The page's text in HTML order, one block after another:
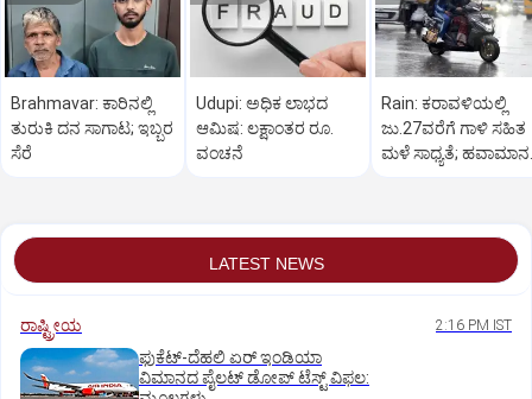
Brahmavar: ಕಾರಿನಲ್ಲಿ
ತುರುಕಿ ದನ ಸಾಗಾಟ; ಇಬ್ಬರ
ಸೆರೆ
Udupi: ಅಧಿಕ ಲಾಭದ
ಆಮಿಷ: ಲಕ್ಷಾಂತರ ರೂ.
ವಂಚನೆ
Rain: ಕರಾವಳಿಯಲ್ಲಿ
ಜು.27ವರೆಗೆ ಗಾಳಿ ಸಹಿತ
ಮಳೆ ಸಾಧ್ಯತೆ; ಹವಾಮಾನ
LATEST NEWS
ರಾಷ್ಟ್ರೀಯ 2:16 PM IST
ಫುಕೆಟ್‌-ದೆಹಲಿ ಏರ್‌ ಇಂಡಿಯಾ
ವಿಮಾನದ ಪೈಲಟ್‌ ಡೋಪ್‌ ಟೆಸ್ಟ್‌ ವಿಫಲ: